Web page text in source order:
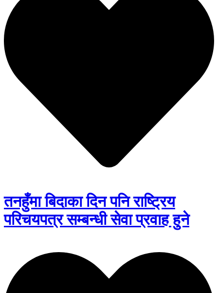
तनहुँमा बिदाका दिन पनि राष्ट्रिय
परिचयपत्र सम्बन्धी सेवा प्रवाह हुने